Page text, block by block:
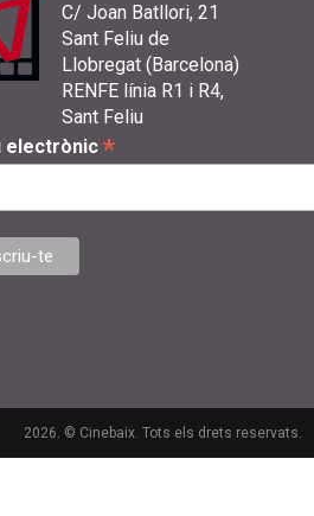
C/ Joan Batllori, 21
Sant Feliu de
Llobregat (Barcelona)
RENFE línia R1 i R4,
Sant Feliu
electrònic *
2026. © Cinebaix. Tots els drets reservats.